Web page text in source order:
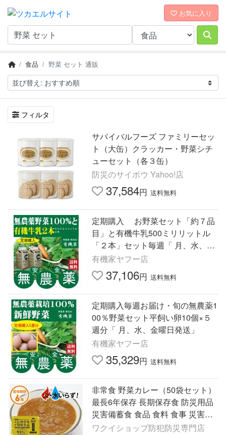
お気に入り
食品 野菜 セット 通販
フィルタ
サバイバルフーズ ファミリーセッ
ト（大缶）クラッカー・野菜シチ
ューセット（各３缶）
防災のサイボウ Yahoo!店
37,584円 送料無料
定期購入 お野菜セット「約７品
目」と有機牛乳500ミリリットル
「２本」セット毎週「 月、水、金
曜日発送 ５週分」 旬の無農薬1
00％野菜セット
有機家ヤフー店
37,106円 送料無料
定期購入毎週お届け・旬の無農薬1
00％野菜セット平飼い卵10個×５
週分「 月、水、金曜日発送」
有機家ヤフー店
35,329円 送料無料
非常食 野菜カレー（50袋セット）
最長6年保存 長期保存食 防災用品
災害備蓄食 食品 食料 食事 災害時
防災グッズ 角利産業 台風
ワクイショップ防犯防災専門店